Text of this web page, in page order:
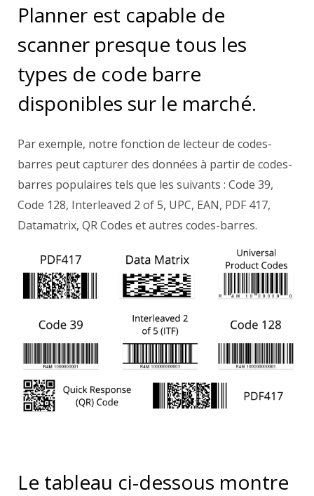
Planner est capable de
scanner presque tous les
types de code barre
disponibles sur le marché.
Par exemple, notre fonction de lecteur de codes-
barres peut capturer des données à partir de codes-
barres populaires tels que les suivants : Code 39,
Code 128, Interleaved 2 of 5, UPC, EAN, PDF 417,
Datamatrix, QR Codes et autres codes-barres.
Le tableau ci-dessous montre